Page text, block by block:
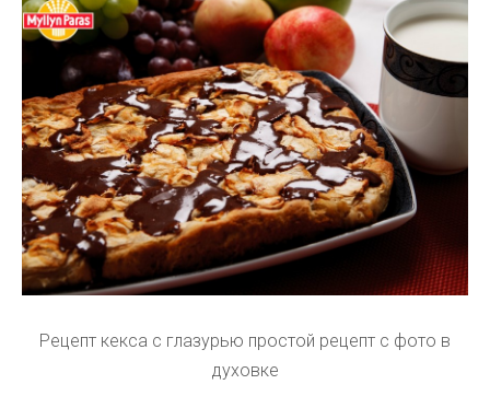
Рецепт кекса с глазурью простой рецепт с фото в
духовке